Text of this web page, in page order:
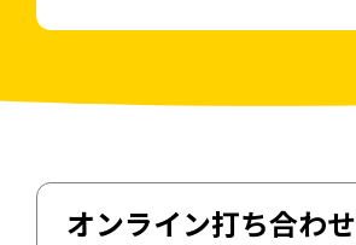
オンライン打ち合わせ